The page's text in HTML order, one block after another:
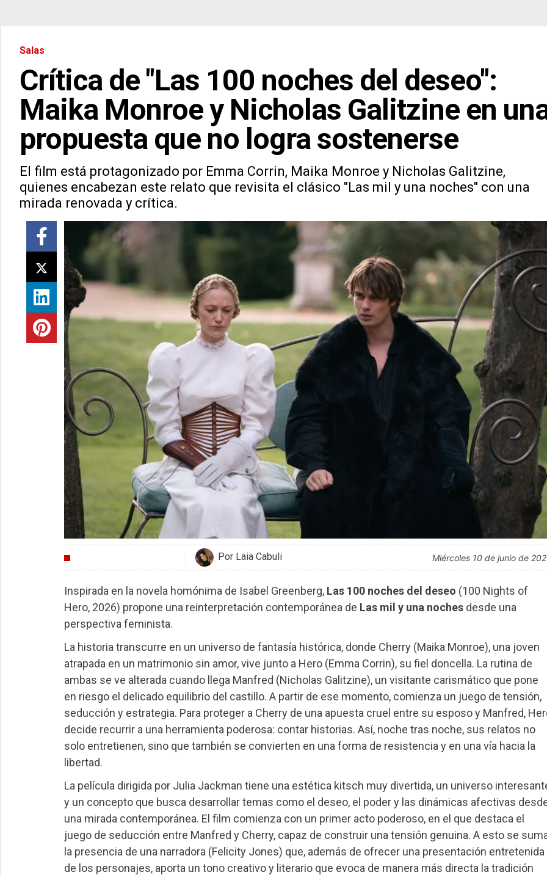
Salas
Crítica de "Las 100 noches del deseo":
Maika Monroe y Nicholas Galitzine en
propuesta que no logra sostenerse
El film está protagonizado por Emma Corrin, Maika Monroe y Nicholas Galitzine,
quienes encabezan este relato que revisita el clásico "Las mil y una noches" con una
mirada renovada y crítica.
Por Laia Cabuli miércoles 10 de junio de
Inspirada en la novela homónima de Isabel Greenberg, Las 100 noches del deseo (100 Nights of
Hero, 2026) propone una reinterpretación contemporánea de Las mil y una nochesdesde una
perspectiva feminista.
La historia transcurre en un universo de fantasía histórica, donde Cherry (Maika Monroe), una joven
atrapada en un matrimonio sin amor, vive junto a Hero (Emma Corrin), su fiel doncella. La rutina de
ambas se ve alterada cuando llega Manfred (Nicholas Galitzine), un visitante carismático que pone
en riesgo el delicado equilibrio del castillo. A partir de ese momento, comienza un juego de tensión,
seducción y estrategia. Para proteger a Cherry de una apuesta cruel entre su esposo y Manfred,
decide recurrir a una herramienta poderosa: contar historias. Así, noche tras noche, sus relatos no
solo entretienen, sino que también se convierten en una forma de resistencia y en una vía hacia la
libertad.
La película dirigida por Julia Jackman tiene una estética kitsch muy divertida, un universo
y un concepto que busca desarrollar temas como el deseo, el poder y las dinámicas afectivas
una mirada contemporánea. El film comienza con un primer acto poderoso, en el que destaca el
juego de seducción entre Manfred y Cherry, capaz de construir una tensión genuina. A esto se
la presencia de una narradora (Felicity Jones) que, además de ofrecer una presentación entretenida
de los personajes, aporta un tono creativo y literario que evoca de manera más directa la tradición